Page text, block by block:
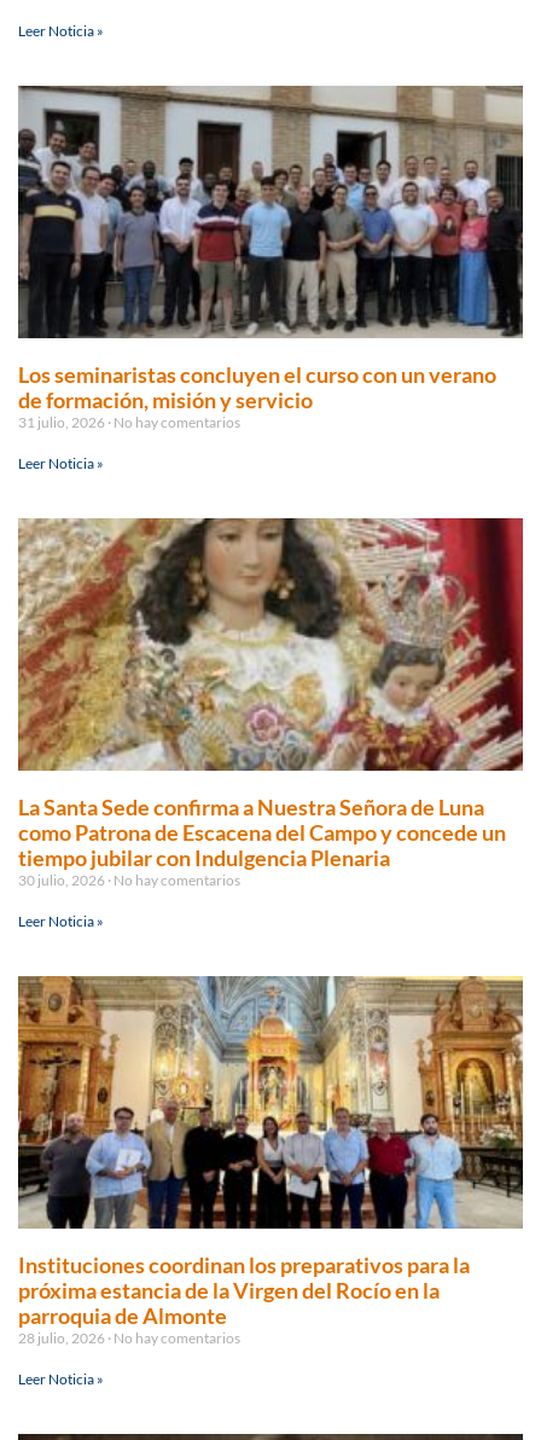
Leer Noticia »
Los seminaristas concluyen el curso con un verano
de formación, misión y servicio
31 julio, 2026 No hay comentarios
Leer Noticia »
La Santa Sede confirma a Nuestra Señora de Luna
como Patrona de Escacena del Campo y concede un
tiempo jubilar con Indulgencia Plenaria
30 julio, 2026 No hay comentarios
Leer Noticia »
Instituciones coordinan los preparativos para la
próxima estancia de la Virgen del Rocío en la
parroquia de Almonte
28 julio, 2026 No hay comentarios
Leer Noticia »